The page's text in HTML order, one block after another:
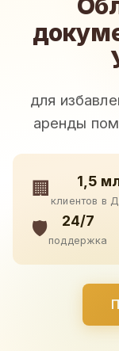
для
аренды
🏢 1,5
клиентов в
🛡️ 24/7
поддержка